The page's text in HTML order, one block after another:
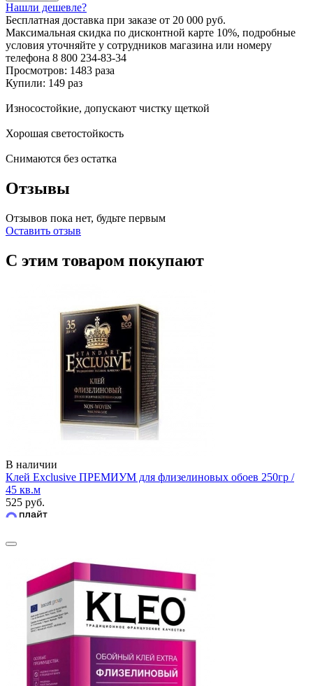
Нашли дешевле?
Бесплатная доставка при заказе от 20 000 руб.
Максимальная скидка по дисконтной карте 10%, подробные
условия уточняйте у сотрудников магазина или номеру
телефона 8 800 234-83-34
Просмотров: 1483 раза
Купили: 149 раз
Износостойкие, допускают чистку щеткой
Хорошая светостойкость
Снимаются без остатка
Отзывы
Отзывов пока нет, будьте первым
Оставить отзыв
С этим товаром покупают
В наличии
Клей Exclusive ПРЕМИУМ для флизелиновых обоев 250гр /
45 кв.м
525 руб.